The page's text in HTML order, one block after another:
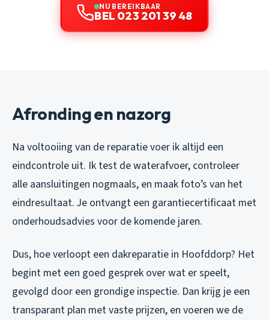
NU BEREIKBAAR
BEL 023 201 39 48
Afronding en nazorg
Na voltooiing van de reparatie voer ik altijd een
eindcontrole uit. Ik test de waterafvoer, controleer
alle aansluitingen nogmaals, en maak foto’s van het
eindresultaat. Je ontvangt een garantiecertificaat met
onderhoudsadvies voor de komende jaren.
Dus, hoe verloopt een dakreparatie in Hoofddorp? Het
begint met een goed gesprek over wat er speelt,
gevolgd door een grondige inspectie. Dan krijg je een
transparant plan met vaste prijzen, en voeren we de